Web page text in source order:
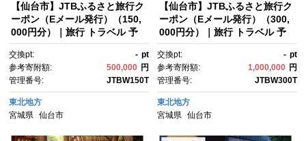
【仙台市】JTBふるさと旅行ク
ーポン（Eメール発行）（150,
000円分）｜旅行 トラベル 予
験 旅行券 宿泊券 旅行予約 ホ
テル 旅館 チケット 子供 子連
れ カップル 家族 人気 おすす
め 旅行クーポン 店頭 オンライ
ン ネット予約 電話 有効期間3
年
交換pt: - pt
参考寄附額:
500,000 円
管理番号:
JTBW150T
東北地方
宮城県
仙台市
【仙台市】JTBふるさと旅行ク
ーポン（Eメール発行）（300,
000円分）｜旅行 トラベル 予
験 旅行券 宿泊券 旅行予約 ホ
テル 旅館 チケット 子供 子連
れ カップル 家族 人気 おすす
め 旅行クーポン 店頭 オンライ
ン ネット予約 電話 有効期間3
年
交換pt: - pt
参考寄附額:
1,000,000 円
管理番号:
JTBW300T
東北地方
宮城県 仙台市